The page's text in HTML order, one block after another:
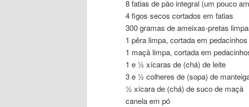
8 fatias de pão integral (um pouco
4 figos secos cortados em fatias
300 gramas de ameixas-pretas
1 pêra limpa, cortada em pedacinhos
1 maçã limpa, cortada em
1 e ½ xícaras de (chá) de leite
3 e ½ colheres de (sopa) de
½ xícara de (chá) de suco de maçã
canela em pó